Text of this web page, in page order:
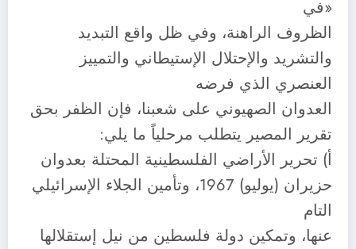
«في
الظروف الراهنة، وفي ظل واقع التبديد
والتشريد والإحتلال الإستيطاني والتمييز
العنصري الذي فرضه
العدوان الصهيوني على شعبنا، فإن الظفر بحق
تقرير المصير يتطلب مرحلياً ما يلي:
أ) تحرير الأراضي الفلسطينية المحتلة بعدوان
حزيران (يوليو) 1967، وتأمين الجلاء الإسرائيلي
التام
عنها، وتمكين دولة فلسطين من نيل إستقلالها